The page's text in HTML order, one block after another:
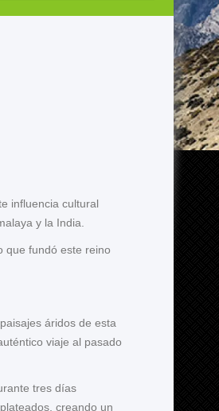
influencia cultural
y la India.
que fundó este reino
áridos de esta
viaje al pasado
tres días
creando un